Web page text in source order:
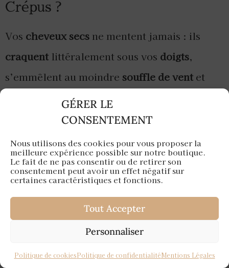
GÉRER LE
CONSENTEMENT
Nous utilisons des cookies pour vous proposer la
meilleure expérience possible sur notre boutique.
Le fait de ne pas consentir ou de retirer son
consentement peut avoir un effet négatif sur
certaines caractéristiques et fonctions.
Tout Accepter
Personnaliser
Politique de cookiesPolitique de confidentialitéMentions Légales
Crépus ?
Vos cheveux secs ne mentent jamais : ils
craquent littéralement sous vos doigts,
s’emmêlent au moindre souffle de vent et
ressemblent parfois à de la
sécheresse estivale.
Cettedétresse capillaireréclame une
approchespécifiquequi va bien au-delà du
. Pour lescheveux secs classiques
règne enmaître incontesté
Sacomposition uniqueenacides gras